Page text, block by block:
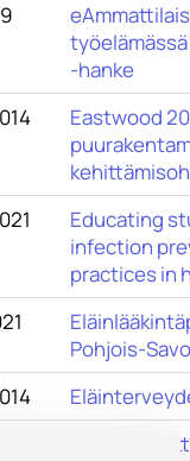
-hanke
Eastwood
Educating
infection
practices in
Pohjois-